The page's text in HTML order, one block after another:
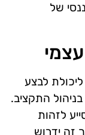
של
לבצע
התקציב.
לזהות
זה ידרוש